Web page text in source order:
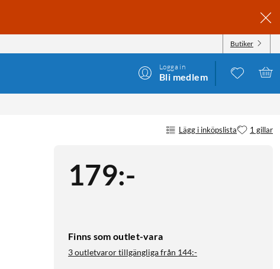
Butiker
Logga in
Bli medlem
Lägg i inköpslista 1 gillar
179:-
Finns som outlet-vara
3 outletvaror tillgängliga från 144:-